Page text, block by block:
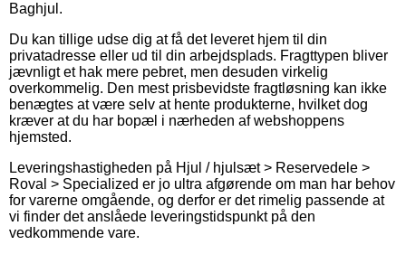
Baghjul.
Du kan tillige udse dig at få det leveret hjem til din
privatadresse eller ud til din arbejdsplads. Fragttypen bliver
jævnligt et hak mere pebret, men desuden virkelig
overkommelig. Den mest prisbevidste fragtløsning kan ikke
benægtes at være selv at hente produkterne, hvilket dog
kræver at du har bopæl i nærheden af webshoppens
hjemsted.
Leveringshastigheden på Hjul / hjulsæt > Reservedele >
Roval > Specialized er jo ultra afgørende om man har behov
for varerne omgående, og derfor er det rimelig passende at
vi finder det anslåede leveringstidspunkt på den
vedkommende vare.